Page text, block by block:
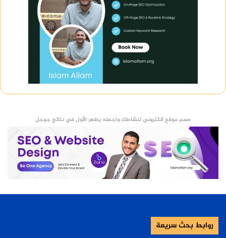
صمم موقع الكتروني لنشاطك واجعله يظهر الأول في نتائج جوجل
روابط بحث سريعة